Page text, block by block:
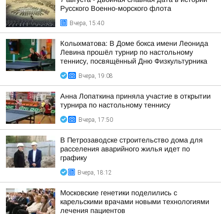
Русского Военно-морского флота
Вчера, 15:40
Колыхматова: В Доме бокса имени Леонида
Левина прошёл турнир по настольному
теннису, посвящённый Дню Физкультурника
Вчера, 19:08
Анна Лопаткина приняла участие в открытии
турнира по настольному теннису
Вчера, 17:50
В Петрозаводске строительство дома для
расселения аварийного жилья идет по
графику
Вчера, 18:12
Московские генетики поделились с
карельскими врачами новыми технологиями
лечения пациентов